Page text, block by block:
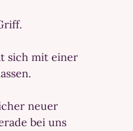
sich mit einer
neuer
bei uns